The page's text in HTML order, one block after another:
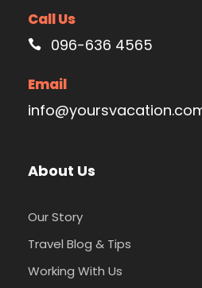
Call Us
096-636 4565
Email
About Us
Our Story
Travel Blog & Tips
Working With Us